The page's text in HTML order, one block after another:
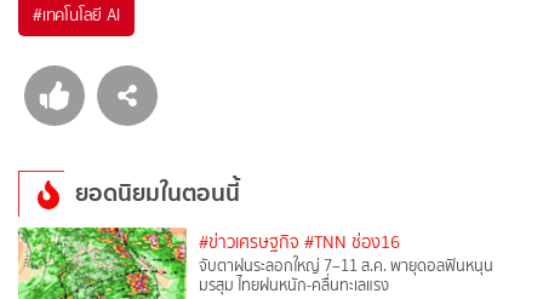
#เทคโนโลยี AI
ยอดนิยมในตอนนี้
#ข่าวเศรษฐกิจ #TNN ช่อง16
จับตาฝนระลอกใหญ่ 7–11 ส.ค. พายุดอลฟินหนุน
มรสุม ไทยฝนหนัก-คลื่นทะเลแรง